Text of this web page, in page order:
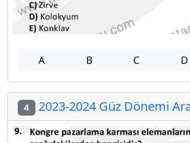
A B C D
4 2023-2024 Güz Dönemi Ara